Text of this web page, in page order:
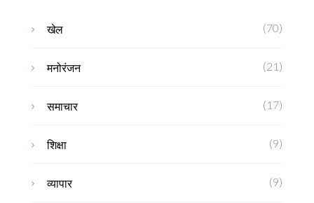
खेल (70)
मनोरंजन (21)
समाचार (17)
शिक्षा (9)
व्यापार (9)